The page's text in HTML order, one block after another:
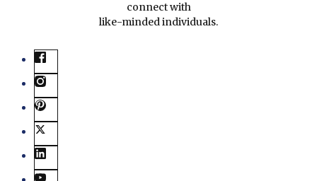
connect with
like-minded individuals.